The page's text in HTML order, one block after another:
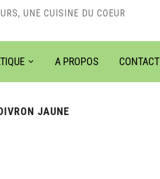
UNE CUISINE DU COEUR
A PROPOS CONTACT
JAUNE